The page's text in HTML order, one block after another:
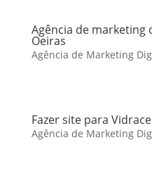
Agência de marketing
Oeiras
Agência de Marketing
Fazer site para
Agência de Marketing